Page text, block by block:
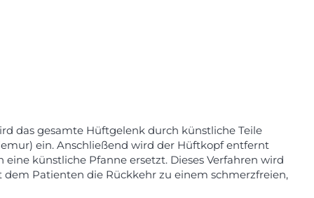
das gesamte Hüftgelenk durch künstliche Teile
ein. Anschließend wird der Hüftkopf entfernt
künstliche Pfanne ersetzt. Dieses Verfahren wird
Patienten die Rückkehr zu einem schmerzfreien,